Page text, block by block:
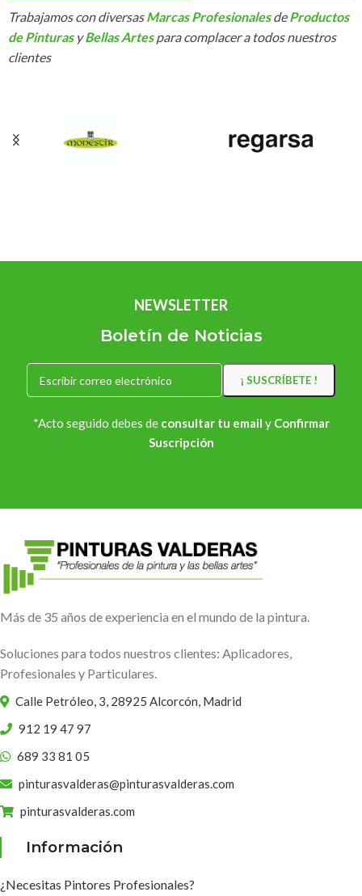
Trabajamos con diversasMarcas Profesionales deProductos
de Pinturas yBellas Artespara complacer a todos nuestros
clientes
NEWSLETTER
Boletín de Noticias
*Acto seguido debes de consultar tu email y Confirmar
Suscripción
Más de 35 años de experiencia en el mundo de la pintura.
Soluciones para todos nuestros clientes: Aplicadores,
Profesionales y Particulares.
Calle Petróleo, 3, 28925 Alcorcón, Madrid
912 19 47 97
689 33 81 05
pinturasvalderas@pinturasvalderas.com
pinturasvalderas.com
Información
¿Necesitas Pintores Profesionales?